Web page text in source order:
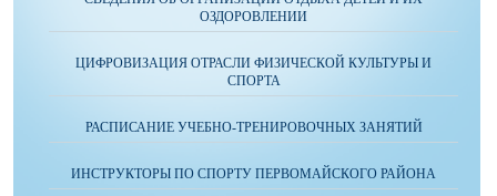
ОЗДОРОВЛЕНИИ
ЦИФРОВИЗАЦИЯ ОТРАСЛИ ФИЗИЧЕСКОЙ КУЛЬТУРЫ И
СПОРТА
РАСПИСАНИЕ УЧЕБНО-ТРЕНИРОВОЧНЫХ ЗАНЯТИЙ
ИНСТРУКТОРЫ ПО СПОРТУ ПЕРВОМАЙСКОГО РАЙОНА